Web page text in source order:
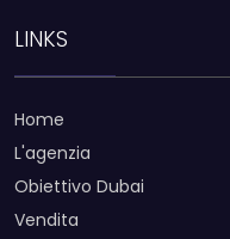
LINKS
Home
L'agenzia
Obiettivo Dubai
Vendita